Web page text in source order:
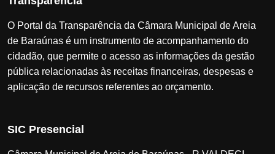
O Portal da Transparência da Câmara Municipal de Areia
de Baraúnas é um instrumento de acompanhamento do
cidadão, que permite o acesso as informações da gestão
pública relacionadas às receitas financeiras, despesas e
aplicação de recursos referentes ao orçamento.
SIC Presencial